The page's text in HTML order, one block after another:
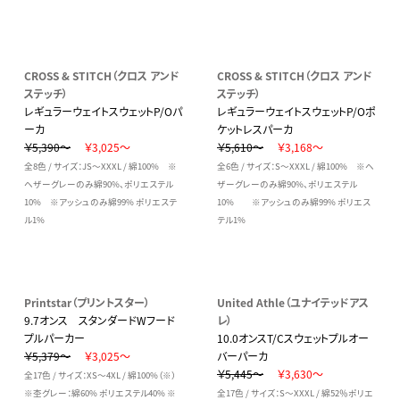
CROSS & STITCH（クロス アンド
ステッチ）
レギュラーウェイトスウェットP/Oパ
ーカ
￥5,390～
￥3,025～
全8色 / サイズ：JS～XXXL / 綿100% ※
ヘザーグレーのみ綿90%、ポリエステル
10% ※アッシュのみ綿99% ポリエステ
ル1%
CROSS & STITCH（クロス アンド
ステッチ）
レギュラーウェイトスウェットP/Oポ
ケットレスパーカ
￥5,610～
￥3,168～
全6色 / サイズ：S～XXXL / 綿100% ※ヘ
ザーグレーのみ綿90%、ポリエステル
10% ※アッシュのみ綿99% ポリエス
テル1%
Printstar（プリントスター）
9.7オンス スタンダードWフード
プルパーカー
￥5,379～
￥3,025～
全17色 / サイズ：XS～4XL / 綿100%（※）
※杢グレー：綿60% ポリエステル40% ※
United Athle（ユナイテッドアス
レ）
10.0オンスT/Cスウェットプルオー
バーパーカ
￥5,445～
￥3,630～
全17色 / サイズ：S～XXXL / 綿52％ポリエ